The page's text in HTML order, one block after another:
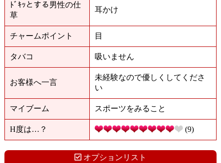
ﾄﾞｷｯとする男性の仕
草
耳かけ
チャームポイント 目
タバコ 吸いません
お客様へ一言
未経験なので優しくしてくださ
い
マイブーム スポーツをみること
H度は…？ (9)
オプションリスト